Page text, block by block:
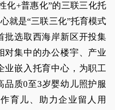
化+普惠化”的三联三化托
就是“三联三化”托育模式
批选取西海岸新区开投集
对集中的办公楼宇、产业
业嵌入托育中心，为职工
质0至3岁婴幼儿照护服
育儿、助力企业留人用